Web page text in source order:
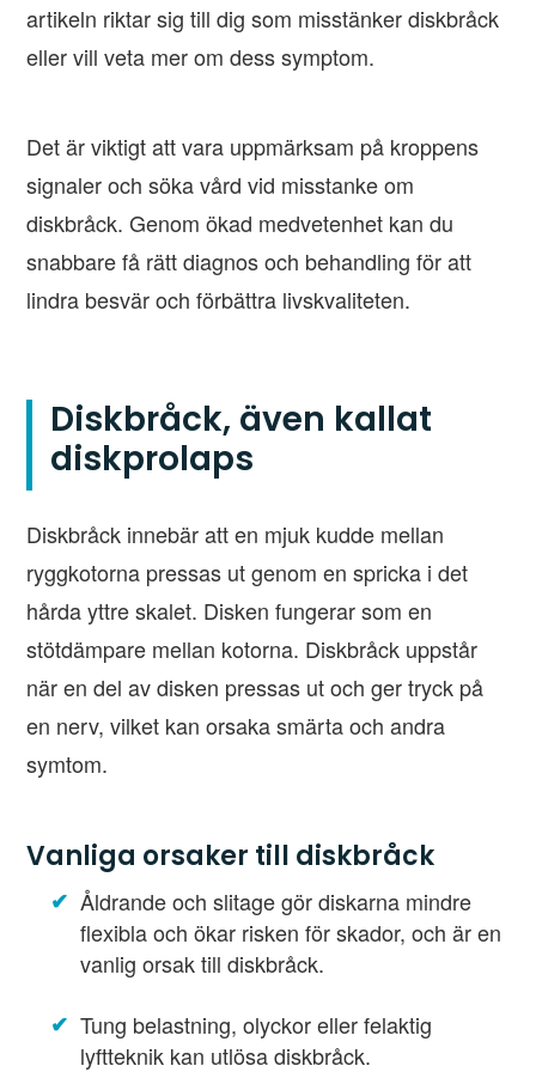
artikeln riktar sig till dig som misstänker diskbråck
eller vill veta mer om dess symptom.
Det är viktigt att vara uppmärksam på kroppens
signaler och söka vård vid misstanke om
diskbråck. Genom ökad medvetenhet kan du
snabbare få rätt diagnos och behandling för att
lindra besvär och förbättra livskvaliteten.
Diskbråck, även kallat
diskprolaps
Diskbråck innebär att en mjuk kudde mellan
ryggkotorna pressas ut genom en spricka i det
hårda yttre skalet. Disken fungerar som en
stötdämpare mellan kotorna. Diskbråck uppstår
när en del av disken pressas ut och ger tryck på
en nerv, vilket kan orsaka smärta och andra
symtom.
Vanliga orsaker till diskbråck
Åldrande och slitage gör diskarna mindre
flexibla och ökar risken för skador, och är en
vanlig orsak till diskbråck.
Tung belastning, olyckor eller felaktig
lyftteknik kan utlösa diskbråck.